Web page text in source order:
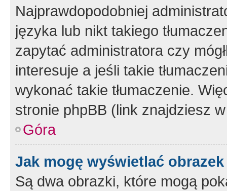
Najprawdopodobniej
języka lub nikt takiego
zapytać administratora czy
interesuje a jeśli takie
wykonać takie tłumaczenie.
stronie phpBB (link znajdziesz
Góra
Jak mogę wyświetlać
Są dwa obrazki, które mogą